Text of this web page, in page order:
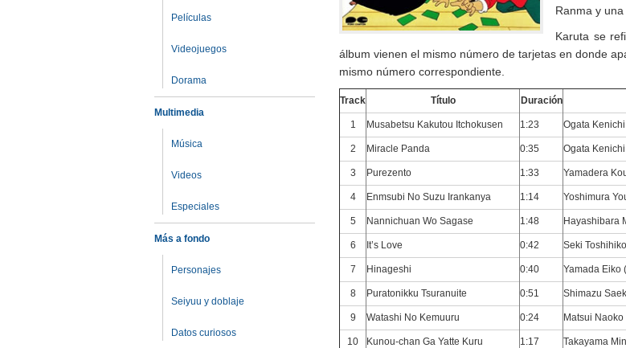
Películas
Videojuegos
Dorama
Multimedia
Música
Videos
Especiales
Más a fondo
Personajes
Seiyuu y doblaje
Datos curiosos
Ranma y
Karuta se
álbum vienen el mismo número de tarjetas en donde
mismo número correspondiente.
Track Título Duración
1 Musabetsu Kakutou Itchokusen 1:23 Ogata
2 Miracle Panda 0:35 Ogata
3 Purezento 1:33 Yamadera
4 Enmsubi No Suzu Irankanya 1:14 Yoshimura
5 Nannichuan Wo Sagase 1:48 Hayashibara
6 It’s Love 0:42 Seki
7 Hinageshi 0:40 Yamada Eiko
8 Puratonikku Tsuranuite 0:51 Shimazu
9 Watashi No Kemuuru 0:24 Matsui
10 Kunou-chan Ga Yatte Kuru 1:17 Takayama